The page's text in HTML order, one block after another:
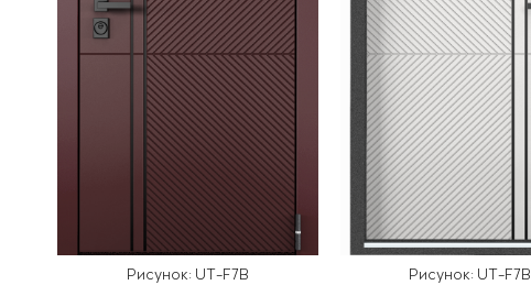
Рисунок: UT-F7B Рисунок: UT-F7B